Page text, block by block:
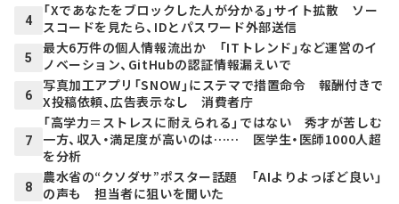
4
「Xであなたをブロックした人が分かる」サイト拡散 ソー
スコードを見たら、IDとパスワード外部送信
5
最大6万件の個人情報流出か 「ITトレンド」など運営のイ
ノベーション、GitHubの認証情報漏えいで
6
写真加工アプリ「SNOW」にステマで措置命令 報酬付きで
X投稿依頼、広告表示なし 消費者庁
7
「高学力＝ストレスに耐えられる」ではない 秀才が苦しむ
一方、収入・満足度が高いのは…… 医学生・医師1000人超
を分析
8
農水省の“クソダサ”ポスター話題 「AIよりよっぽど良い」
の声も 担当者に狙いを聞いた